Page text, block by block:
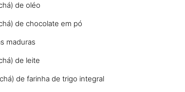
de oléo
de chocolate em pó
maduras
de leite
de farinha de trigo integral